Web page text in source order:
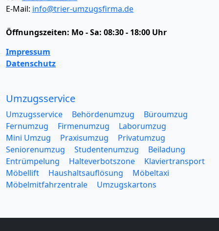
E-Mail: info@trier-umzugsfirma.de
Öffnungszeiten: Mo - Sa: 08:30 - 18:00 Uhr
Impressum
Datenschutz
Umzugsservice
Umzugsservice Behördenumzug
Büroumzug
Fernumzug
Firmenumzug
Laborumzug
Mini Umzug
Praxisumzug
Privatumzug
Seniorenumzug
Studentenumzug
Beiladung
Entrümpelung
Halteverbotszone
Klaviertransport
Möbellift
Haushaltsauflösung
Möbeltaxi
Möbelmitfahrzentrale
Umzugskartons